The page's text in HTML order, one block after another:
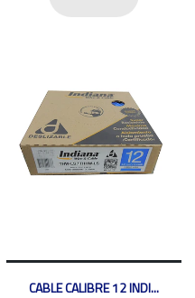
CABLE CALIBRE 12 INDI...